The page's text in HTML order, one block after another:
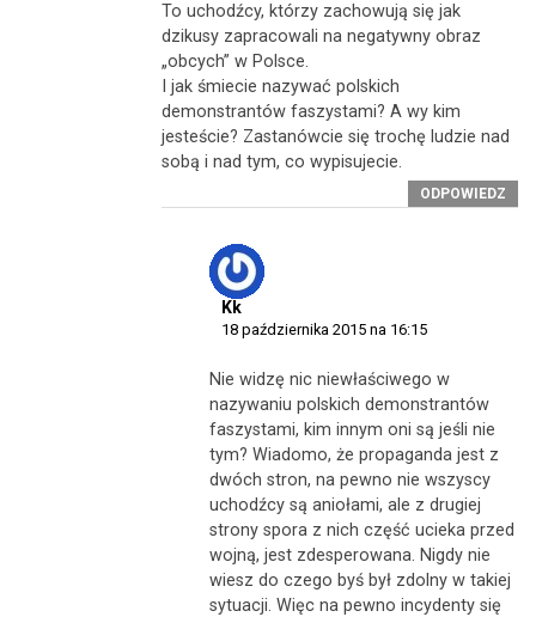
To uchodźcy, którzy zachowują się jak
dzikusy zapracowali na negatywny obraz
„obcych” w Polsce.
I jak śmiecie nazywać polskich
demonstrantów faszystami? A wy kim
jesteście? Zastanówcie się trochę ludzie nad
sobą i nad tym, co wypisujecie.
ODPOWIEDZ
Kk
18 października 2015 na 16:15
Nie widzę nic niewłaściwego w
nazywaniu polskich demonstrantów
faszystami, kim innym oni są jeśli nie
tym? Wiadomo, że propaganda jest z
dwóch stron, na pewno nie wszyscy
uchodźcy są aniołami, ale z drugiej
strony spora z nich część ucieka przed
wojną, jest zdesperowana. Nigdy nie
wiesz do czego byś był zdolny w takiej
sytuacji. Więc na pewno incydenty się